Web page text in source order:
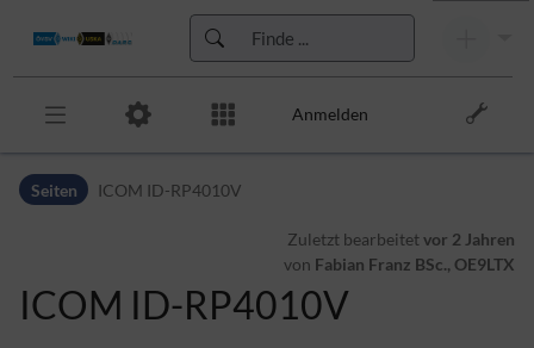
Zur Hauptnavigation
Anmelden
Seiten ICOM ID-RP4010V
Zuletzt bearbeitetvor 2 Jahren
von Fabian Franz BSc., OE9LTX
ICOM ID-RP4010V